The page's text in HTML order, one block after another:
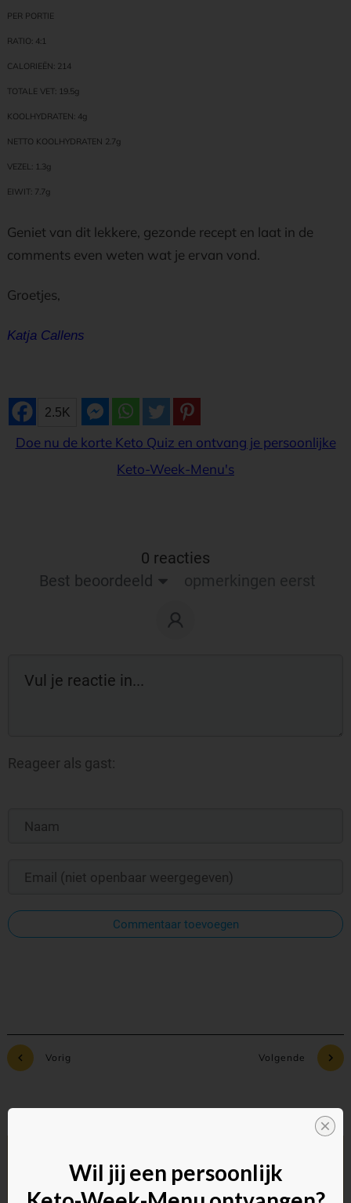
PER PORTIE
RATIO: 4:1
CALORIEËN: 214
TOTALE VET: 19.5g
KOOLHYDRATEN: 4g
NETTO KOOLHYDRATEN 2.7g
VEZEL: 1.3g
EIWIT: 7.7g
Geniet van dit lekkere, gezonde recept en laat in de
comments even weten wat je ervan vond.
Groetjes,
Katja Callens
2.5K
Doe nu de korte Keto Quiz en ontvang je persoonlijke
Keto-Week-Menu's
0 reacties
Best beoordeeld
opmerkingen eerst
Reageer als gast:
Commentaar toevoegen
Vorig Volgende
Wil jij een persoonlijk